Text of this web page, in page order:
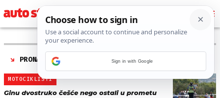
PRONAĐENO 28 REZULTATA ZA AUTORA “
MOTOCIKLISTI
Ginu dvostruko češće nego ostali u prometu
Sign in with Google